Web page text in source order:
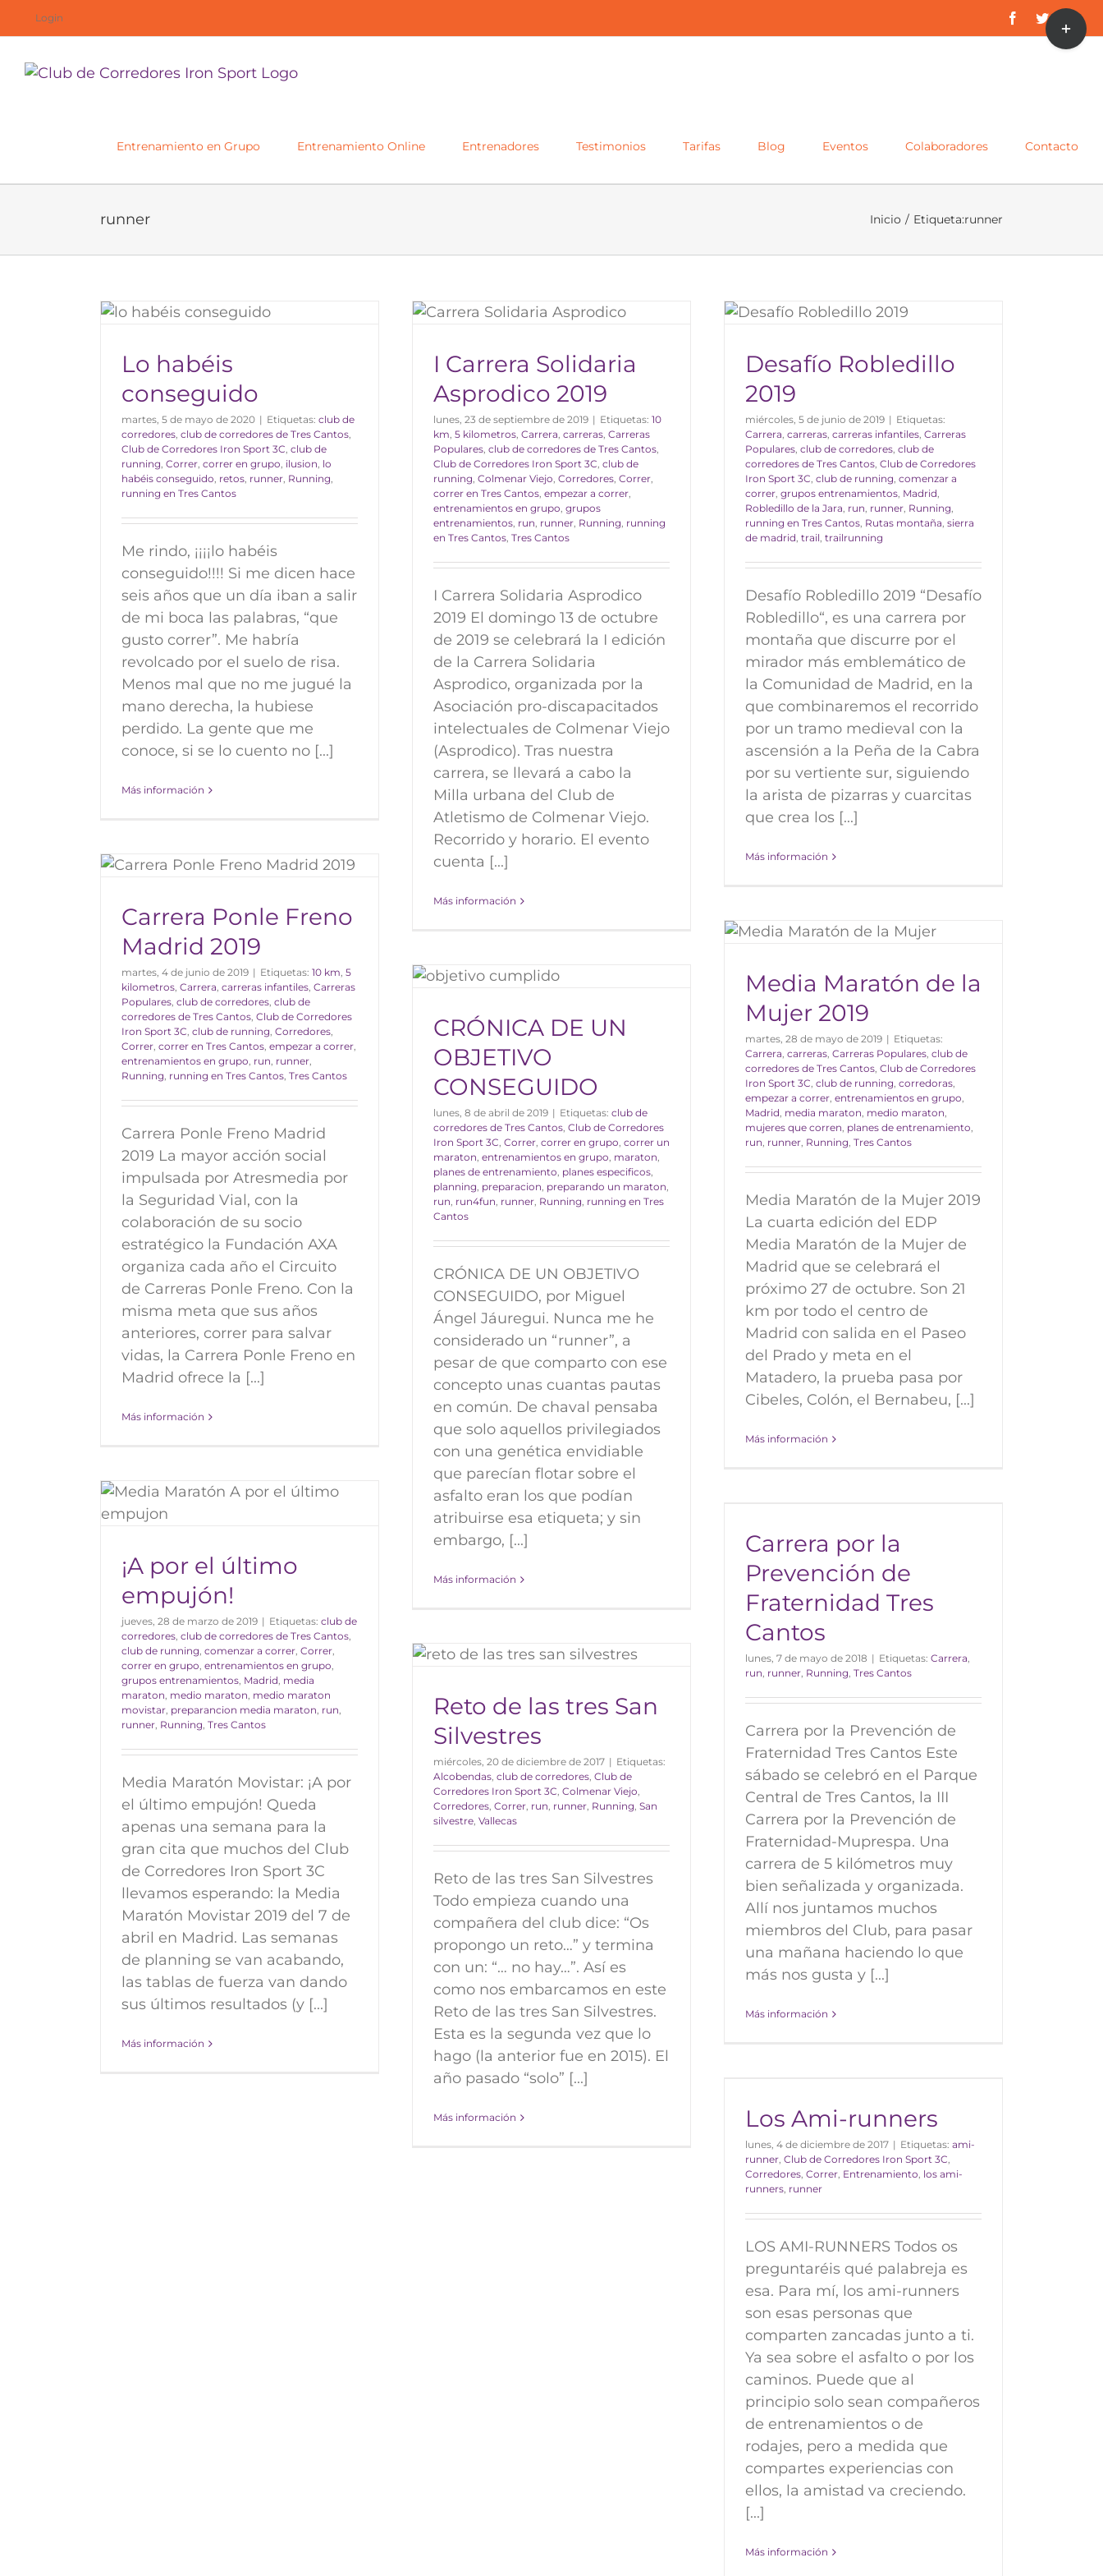
Saltar
al
Login FacebookTwitter
Entrenamiento en Grupo Entrenamiento Online Entrenadores Testimonios Tarifas Blog Eventos Colaboradores Contacto
runner Inicio / Etiqueta:runner
Lo habéis
conseguido
martes, 5 de mayo de 2020 | Etiquetas: club de
corredores, club de corredores de Tres Cantos,
Club de Corredores Iron Sport 3C, club de
running, Correr, correr en grupo, ilusion, lo
habéis conseguido, retos, runner, Running,
running en Tres Cantos
Me rindo, ¡¡¡¡lo habéis
conseguido!!!! Si me dicen hace
seis años que un día iban a salir
de mi boca las palabras, “que
gusto correr”. Me habría
revolcado por el suelo de risa.
Menos mal que no me jugué la
mano derecha, la hubiese
perdido. La gente que me
conoce, si se lo cuento no [...]
Más información
I Carrera Solidaria Asprodico
I Carrera Solidaria
Asprodico 2019
lunes, 23 de septiembre de 2019 | Etiquetas: 10
km, 5 kilometros, Carrera, carreras, Carreras
Populares, club de corredores de Tres Cantos,
Club de Corredores Iron Sport 3C, club de
running, Colmenar Viejo, Corredores, Correr,
correr en Tres Cantos, empezar a correr,
entrenamientos en grupo, grupos
entrenamientos, run, runner, Running, running
en Tres Cantos, Tres Cantos
I Carrera Solidaria Asprodico
2019 El domingo 13 de octubre
de 2019 se celebrará la I edición
de la Carrera Solidaria
Asprodico, organizada por la
Asociación pro-discapacitados
intelectuales de Colmenar Viejo
(Asprodico). Tras nuestra
carrera, se llevará a cabo la
Milla urbana del Club de
Atletismo de Colmenar Viejo.
Recorrido y horario. El evento
cuenta [...]
Más información
Desafío Robledillo
2019
miércoles, 5 de junio de 2019 | Etiquetas:
Carrera, carreras, carreras infantiles, Carreras
Populares, club de corredores, club de
corredores de Tres Cantos, Club de Corredores
Iron Sport 3C, club de running, comenzar a
correr, grupos entrenamientos, Madrid,
Robledillo de la Jara, run, runner, Running,
running en Tres Cantos, Rutas montaña, sierra
de madrid, trail, trailrunning
Desafío Robledillo 2019 “Desafío
Robledillo“, es una carrera por
montaña que discurre por el
mirador más emblemático de
la Comunidad de Madrid, en la
que combinaremos el recorrido
por un tramo medieval con la
ascensión a la Peña de la Cabra
por su vertiente sur, siguiendo
la arista de pizarras y cuarcitas
que crea los [...]
Más información
Carrera Ponle Freno
Madrid 2019
martes, 4 de junio de 2019 | Etiquetas: 10 km, 5
kilometros, Carrera, carreras infantiles, Carreras
Populares, club de corredores, club de
corredores de Tres Cantos, Club de Corredores
Iron Sport 3C, club de running, Corredores,
Correr, correr en Tres Cantos, empezar a correr,
entrenamientos en grupo, run, runner,
Running, running en Tres Cantos, Tres Cantos
Carrera Ponle Freno Madrid
2019 La mayor acción social
impulsada por Atresmedia por
la Seguridad Vial, con la
colaboración de su socio
estratégico la Fundación AXA
organiza cada año el Circuito
de Carreras Ponle Freno. Con la
misma meta que sus años
anteriores, correr para salvar
vidas, la Carrera Ponle Freno en
Madrid ofrece la [...]
Más información
Media Maratón de la
Mujer 2019
martes, 28 de mayo de 2019 | Etiquetas:
Carrera, carreras, Carreras Populares, club de
corredores de Tres Cantos, Club de Corredores
Iron Sport 3C, club de running, corredoras,
empezar a correr, entrenamientos en grupo,
Madrid, media maraton, medio maraton,
mujeres que corren, planes de entrenamiento,
run, runner, Running, Tres Cantos
Media Maratón de la Mujer 2019
La cuarta edición del EDP
Media Maratón de la Mujer de
Madrid que se celebrará el
próximo 27 de octubre. Son 21
km por todo el centro de
Madrid con salida en el Paseo
del Prado y meta en el
Matadero, la prueba pasa por
Cibeles, Colón, el Bernabeu, [...]
Más información
CRÓNICA DE UN OBJETIVO
CONSEGUIDO
Blog
CRÓNICA DE UN
OBJETIVO
CONSEGUIDO
lunes, 8 de abril de 2019 | Etiquetas: club de
corredores de Tres Cantos, Club de Corredores
Iron Sport 3C, Correr, correr en grupo, correr un
maraton, entrenamientos en grupo, maraton,
planes de entrenamiento, planes especificos,
planning, preparacion, preparando un maraton,
run, run4fun, runner, Running, running en Tres
Cantos
CRÓNICA DE UN OBJETIVO
CONSEGUIDO, por Miguel
Ángel Jáuregui. Nunca me he
considerado un “runner”, a
pesar de que comparto con ese
concepto unas cuantas pautas
en común. De chaval pensaba
que solo aquellos privilegiados
con una genética envidiable
que parecían flotar sobre el
asfalto eran los que podían
atribuirse esa etiqueta; y sin
embargo, [...]
Más información
¡A por el último
empujón!
jueves, 28 de marzo de 2019 | Etiquetas: club de
corredores, club de corredores de Tres Cantos,
club de running, comenzar a correr, Correr,
correr en grupo, entrenamientos en grupo,
grupos entrenamientos, Madrid, media
maraton, medio maraton, medio maraton
movistar, preparancion media maraton, run,
runner, Running, Tres Cantos
Media Maratón Movistar: ¡A por
el último empujón! Queda
apenas una semana para la
gran cita que muchos del Club
de Corredores Iron Sport 3C
llevamos esperando: la Media
Maratón Movistar 2019 del 7 de
abril en Madrid. Las semanas
de planning se van acabando,
las tablas de fuerza van dando
sus últimos resultados (y [...]
Más información
Carrera por la Prevención de
Fraternidad Tres Cantos
Carrera por la
Prevención de
Fraternidad Tres
Cantos
lunes, 7 de mayo de 2018 | Etiquetas: Carrera,
run, runner, Running, Tres Cantos
Carrera por la Prevención de
Fraternidad Tres Cantos Este
sábado se celebró en el Parque
Central de Tres Cantos, la III
Carrera por la Prevención de
Fraternidad-Muprespa. Una
carrera de 5 kilómetros muy
bien señalizada y organizada.
Allí nos juntamos muchos
miembros del Club, para pasar
una mañana haciendo lo que
más nos gusta y [...]
Más información
Reto de las tres San Silvestres
Blog
Reto de las tres San
Silvestres
miércoles, 20 de diciembre de 2017 | Etiquetas:
Alcobendas, club de corredores, Club de
Corredores Iron Sport 3C, Colmenar Viejo,
Corredores, Correr, run, runner, Running, San
silvestre, Vallecas
Reto de las tres San Silvestres
Todo empieza cuando una
compañera del club dice: “Os
propongo un reto…” y termina
con un: “… no hay…”. Así es
como nos embarcamos en este
Reto de las tres San Silvestres.
Esta es la segunda vez que lo
hago (la anterior fue en 2015). El
año pasado “solo” [...]
Más información
Los Ami-runners
Los Ami-runners
lunes, 4 de diciembre de 2017 | Etiquetas: ami-
runner, Club de Corredores Iron Sport 3C,
Corredores, Correr, Entrenamiento, los ami-
runners, runner
LOS AMI-RUNNERS Todos os
preguntaréis qué palabreja es
esa. Para mí, los ami-runners
son esas personas que
comparten zancadas junto a ti.
Ya sea sobre el asfalto o por los
caminos. Puede que al
principio solo sean compañeros
de entrenamientos o de
rodajes, pero a medida que
compartes experiencias con
ellos, la amistad va creciendo.
[...]
Más información
Toggle
Sliding